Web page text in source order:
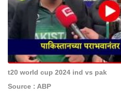
t20 world cup 2024 ind vs pak
Source : ABP